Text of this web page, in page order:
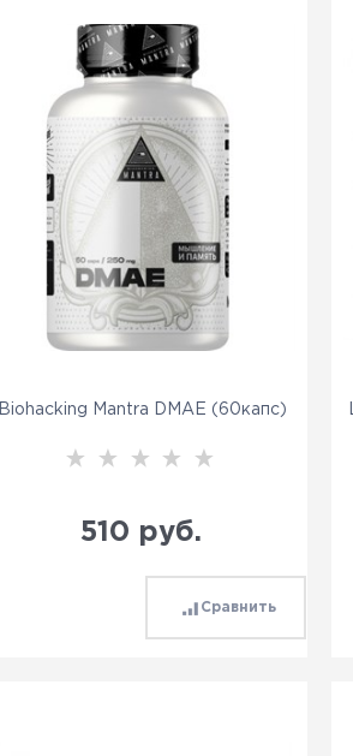
Biohacking Mantra DMAE (60капс)
510 руб.
Сравнить